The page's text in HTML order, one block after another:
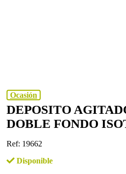
Ocasión
DEPOSITO
DOBLE FONDO
Ref: 19662
Disponible